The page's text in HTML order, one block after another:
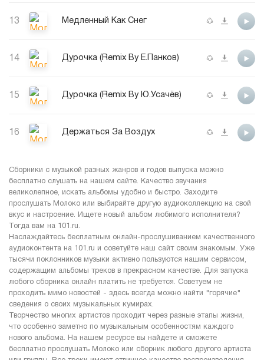
13 Медленный Как Снег
14 Дурочка (Remix By Е.Панков)
15 Дурочка (Remix By Ю.Усачёв)
16 Держаться За Воздух
Сборники с музыкой разных жанров и годов выпуска можно
бесплатно слушать на нашем сайте. Качество звучания
великолепное, искать альбомы удобно и быстро. Заходите
прослушать Молоко или выбирайте другую аудиоколлекцию на свой
вкус и настроение. Ищете новый альбом любимого исполнителя?
Тогда вам на 101.ru.
Наслаждайтесь бесплатным онлайн-прослушиванием качественного
аудиоконтента на 101.ru и советуйте наш сайт своим знакомым. Уже
тысячи поклонников музыки активно пользуются нашим сервисом,
содержащим альбомы треков в прекрасном качестве. Для запуска
любого сборника онлайн платить не требуется. Советуем не
проходить мимо новостей - здесь всегда можно найти "горячие"
сведения о своих музыкальных кумирах.
Творчество многих артистов проходит через разные этапы жизни,
что особенно заметно по музыкальным особенностям каждого
нового альбома. На нашем ресурсе вы найдете и сможете
бесплатно прослушать Молоко или сборник любого другого артиста